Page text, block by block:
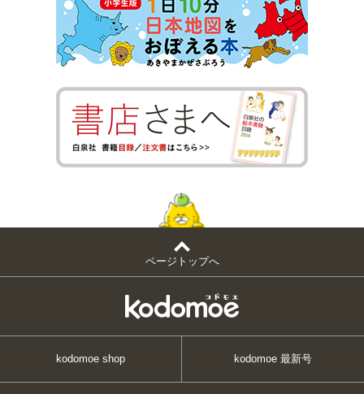
ページトップへ
kodomoe shop kodomoe 最新号